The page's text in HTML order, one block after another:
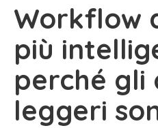
Workflow
più
perché gli
leggeri